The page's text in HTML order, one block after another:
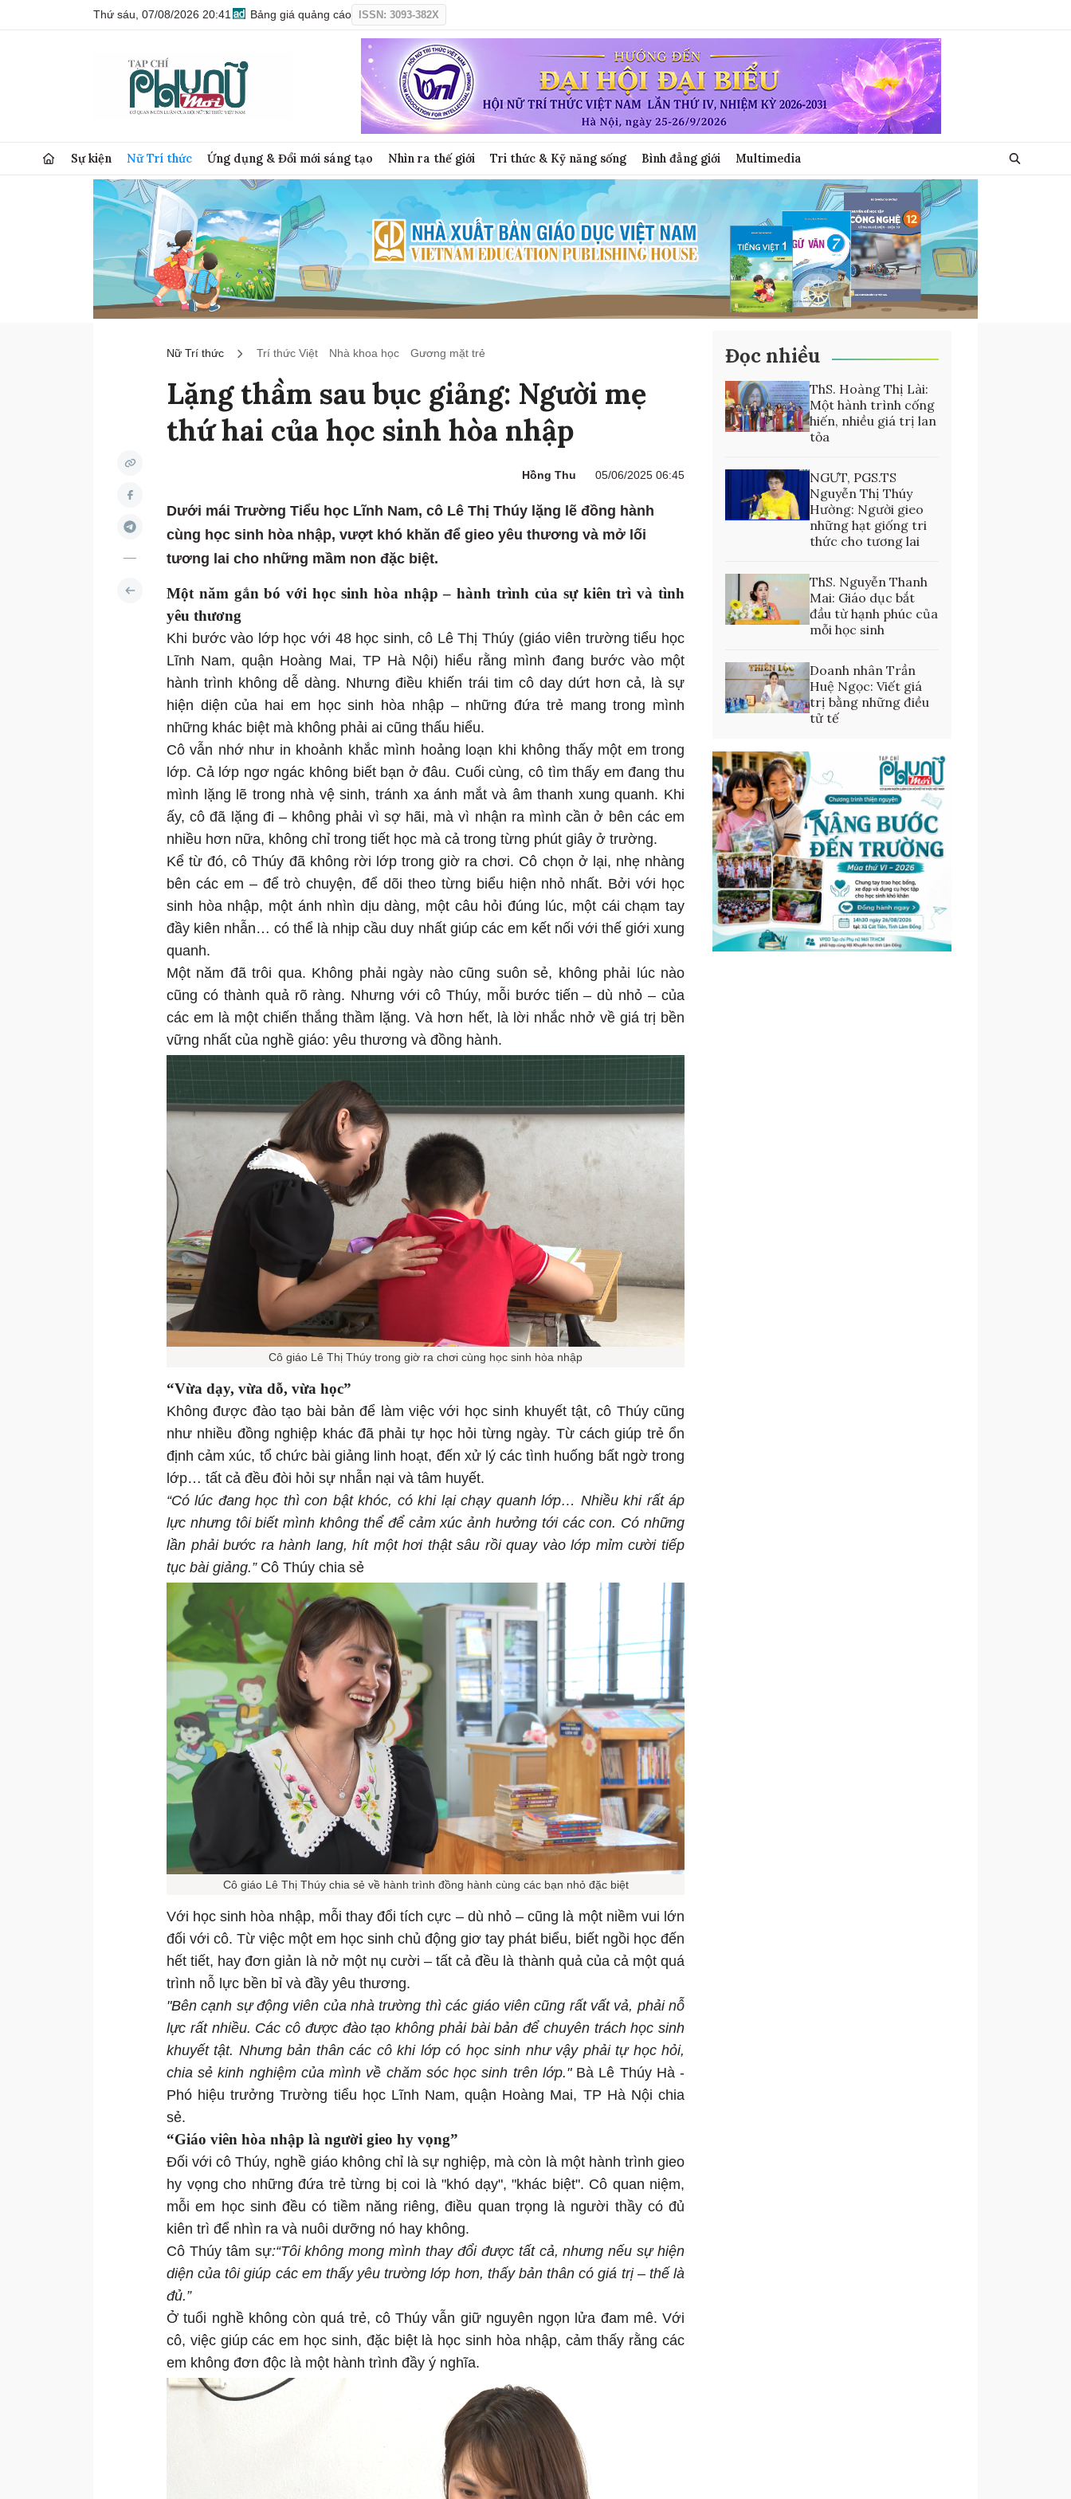
Thứ sáu, 07/08/2026 20:41 Bảng giá quảng cáo ISSN: 3093-382X
Sự kiện Nữ Trí thức Ứng dụng & Đổi mới sáng tạo Nhìn ra thế giới Tri thức & Kỹ năng sống Bình đẳng giới Multimedia
Nữ Trí thức Trí thức Việt Nhà khoa học Gương mặt trẻ
Lặng thầm sau bục giảng: Người mẹ
thứ hai của học sinh hòa nhập
Hồng Thu 05/06/2025 06:45
Dưới mái Trường Tiểu học Lĩnh Nam, cô Lê Thị Thúy lặng lẽ đồng hành
cùng học sinh hòa nhập, vượt khó khăn để gieo yêu thương và mở lối
tương lai cho những mầm non đặc biệt.
Một năm gắn bó với học sinh hòa nhập – hành trình của sự kiên trì và tình
yêu thương
Khi bước vào lớp học với 48 học sinh, cô Lê Thị Thúy (giáo viên trường tiểu học
Lĩnh Nam, quận Hoàng Mai, TP Hà Nội) hiểu rằng mình đang bước vào một
hành trình không dễ dàng. Nhưng điều khiến trái tim cô day dứt hơn cả, là sự
hiện diện của hai em học sinh hòa nhập – những đứa trẻ mang trong mình
những khác biệt mà không phải ai cũng thấu hiểu.
Cô vẫn nhớ như in khoảnh khắc mình hoảng loạn khi không thấy một em trong
lớp. Cả lớp ngơ ngác không biết bạn ở đâu. Cuối cùng, cô tìm thấy em đang thu
mình lặng lẽ trong nhà vệ sinh, tránh xa ánh mắt và âm thanh xung quanh. Khi
ấy, cô đã lặng đi – không phải vì sợ hãi, mà vì nhận ra mình cần ở bên các em
nhiều hơn nữa, không chỉ trong tiết học mà cả trong từng phút giây ở trường.
Kể từ đó, cô Thúy đã không rời lớp trong giờ ra chơi. Cô chọn ở lại, nhẹ nhàng
bên các em – để trò chuyện, để dõi theo từng biểu hiện nhỏ nhất. Bởi với học
sinh hòa nhập, một ánh nhìn dịu dàng, một câu hỏi đúng lúc, một cái chạm tay
đầy kiên nhẫn… có thể là nhịp cầu duy nhất giúp các em kết nối với thế giới xung
quanh.
Một năm đã trôi qua. Không phải ngày nào cũng suôn sẻ, không phải lúc nào
cũng có thành quả rõ ràng. Nhưng với cô Thúy, mỗi bước tiến – dù nhỏ – của
các em là một chiến thắng thầm lặng. Và hơn hết, là lời nhắc nhở về giá trị bền
vững nhất của nghề giáo: yêu thương và đồng hành.
Cô giáo Lê Thị Thúy trong giờ ra chơi cùng học sinh hòa nhập
“Vừa dạy, vừa dỗ, vừa học”
Không được đào tạo bài bản để làm việc với học sinh khuyết tật, cô Thúy cũng
như nhiều đồng nghiệp khác đã phải tự học hỏi từng ngày. Từ cách giúp trẻ ổn
định cảm xúc, tổ chức bài giảng linh hoạt, đến xử lý các tình huống bất ngờ trong
lớp… tất cả đều đòi hỏi sự nhẫn nại và tâm huyết.
“Có lúc đang học thì con bật khóc, có khi lại chạy quanh lớp… Nhiều khi rất áp
lực nhưng tôi biết mình không thể để cảm xúc ảnh hưởng tới các con. Có những
lần phải bước ra hành lang, hít một hơi thật sâu rồi quay vào lớp mỉm cười tiếp
tục bài giảng.” Cô Thúy chia sẻ
Cô giáo Lê Thị Thúy chia sẻ về hành trình đồng hành cùng các bạn nhỏ đặc biệt
Với học sinh hòa nhập, mỗi thay đổi tích cực – dù nhỏ – cũng là một niềm vui lớn
đối với cô. Từ việc một em học sinh chủ động giơ tay phát biểu, biết ngồi học đến
hết tiết, hay đơn giản là nở một nụ cười – tất cả đều là thành quả của cả một quá
trình nỗ lực bền bỉ và đầy yêu thương.
"Bên cạnh sự động viên của nhà trường thì các giáo viên cũng rất vất vả, phải nỗ
lực rất nhiều. Các cô được đào tạo không phải bài bản để chuyên trách học sinh
khuyết tật. Nhưng bản thân các cô khi lớp có học sinh như vậy phải tự học hỏi,
chia sẻ kinh nghiệm của mình về chăm sóc học sinh trên lớp." Bà Lê Thúy Hà -
Phó hiệu trưởng Trường tiểu học Lĩnh Nam, quận Hoàng Mai, TP Hà Nội chia
sẻ.
“Giáo viên hòa nhập là người gieo hy vọng”
Đối với cô Thúy, nghề giáo không chỉ là sự nghiệp, mà còn là một hành trình gieo
hy vọng cho những đứa trẻ từng bị coi là "khó dạy", "khác biệt". Cô quan niệm,
mỗi em học sinh đều có tiềm năng riêng, điều quan trọng là người thầy có đủ
kiên trì để nhìn ra và nuôi dưỡng nó hay không.
Cô Thúy tâm sự:“Tôi không mong mình thay đổi được tất cả, nhưng nếu sự hiện
diện của tôi giúp các em thấy yêu trường lớp hơn, thấy bản thân có giá trị – thế là
đủ.”
Ở tuổi nghề không còn quá trẻ, cô Thúy vẫn giữ nguyên ngọn lửa đam mê. Với
cô, việc giúp các em học sinh, đặc biệt là học sinh hòa nhập, cảm thấy rằng các
em không đơn độc là một hành trình đầy ý nghĩa.
Đọc nhiều
ThS. Hoàng Thị Lài:
Một hành trình cống
hiến, nhiều giá trị lan
tỏa
NGƯT, PGS.TS
Nguyễn Thị Thúy
Hường: Người gieo
những hạt giống tri
thức cho tương lai
ThS. Nguyễn Thanh
Mai: Giáo dục bắt
đầu từ hạnh phúc của
mỗi học sinh
Doanh nhân Trần
Huệ Ngọc: Viết giá
trị bằng những điều
tử tế